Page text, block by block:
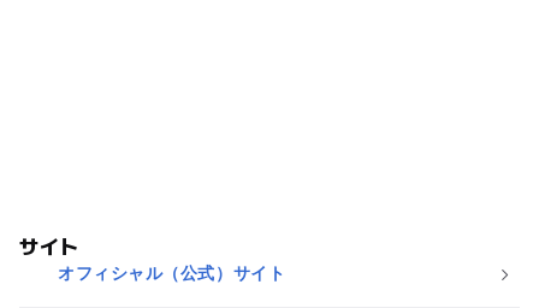
サイト
オフィシャル（公式）サイト